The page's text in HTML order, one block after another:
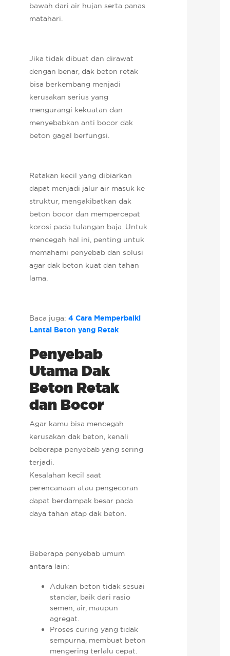
bawah dari air hujan serta panas
matahari.
Jika tidak dibuat dan dirawat
dengan benar, dak beton retak
bisa berkembang menjadi
kerusakan serius yang
mengurangi kekuatan dan
menyebabkan anti bocor dak
beton gagal berfungsi.
Retakan kecil yang dibiarkan
dapat menjadi jalur air masuk ke
struktur, mengakibatkan dak
beton bocor dan mempercepat
korosi pada tulangan baja. Untuk
mencegah hal ini, penting untuk
memahami penyebab dan solusi
agar dak beton kuat dan tahan
lama.
Baca juga: 4 Cara Memperbaiki
Lantai Beton yang Retak
Penyebab
Utama Dak
Beton Retak
dan Bocor
Agar kamu bisa mencegah
kerusakan dak beton, kenali
beberapa penyebab yang sering
terjadi.
Kesalahan kecil saat
perencanaan atau pengecoran
dapat berdampak besar pada
daya tahan atap dak beton.
Beberapa penyebab umum
antara lain:
Adukan beton tidak sesuai
standar, baik dari rasio
semen, air, maupun
agregat.
Proses curing yang tidak
sempurna, membuat beton
mengering terlalu cepat.